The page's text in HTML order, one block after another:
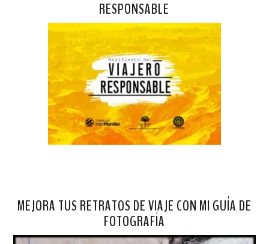
RESPONSABLE
MEJORA TUS RETRATOS DE VIAJE CON MI GUÍA DE
FOTOGRAFÍA